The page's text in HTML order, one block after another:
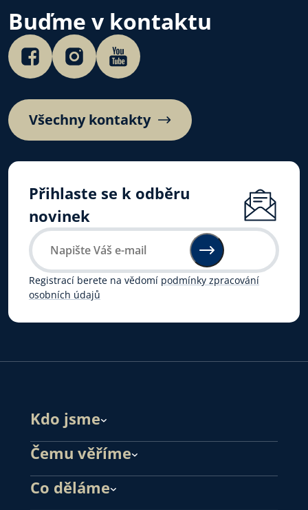
Buďme v kontaktu
Všechny kontakty
Přihlaste se k odběru
novinek
Registrací berete na vědomí podmínky zpracování
osobních údajů
Kdo jsme
Čemu věříme
Co děláme